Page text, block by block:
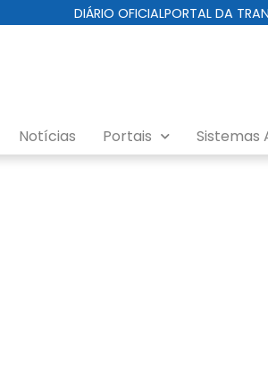
DIÁRIO OFICIALPORTAL DA
Notícias Portais Sistemas